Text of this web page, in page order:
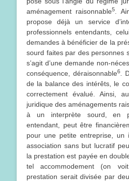
aménagement raisonnable5
.
propose déjà un service
professionnels entendants,
demandes à bénéficier de la
sourd faites par des personnes
s’agit d’une demande non-
conséquence, déraisonnable6
.
de la balance des intérêts, le
correctement évalué. Ainsi,
juridique des aménagements
à un interprète sourd, en
entendant, peut être
pour une petite entreprise, un
association sans but lucratif
la prestation est payée en
tel accommodement (on
prestation serait divisée par